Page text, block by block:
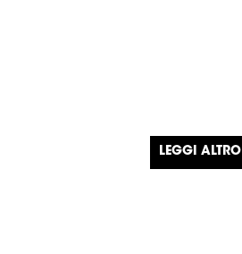
LEGGI ALTRO